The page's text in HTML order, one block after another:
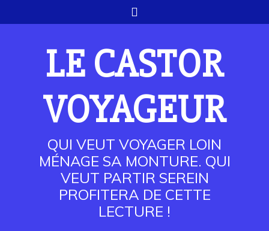
to
LE CASTOR
VOYAGEUR
QUI VEUT VOYAGER LOIN
MÉNAGE SA MONTURE. QUI
VEUT PARTIR SEREIN
PROFITERA DE CETTE
LECTURE !